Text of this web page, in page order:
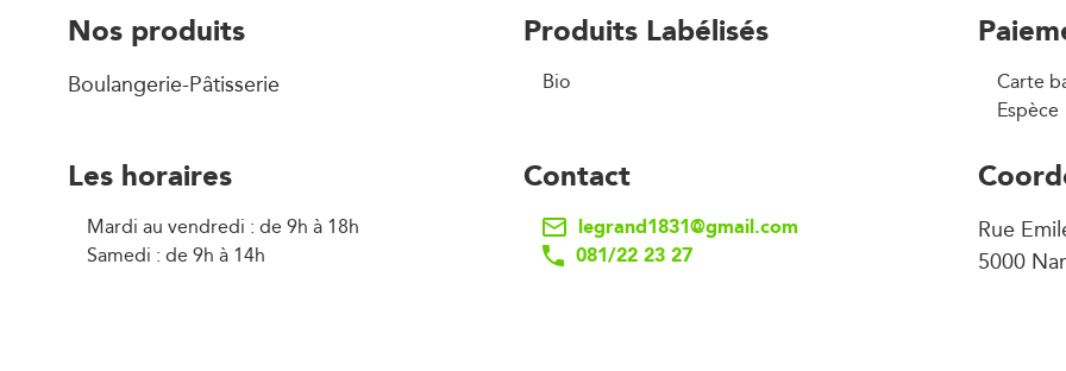
Nos produits
Boulangerie-Pâtisserie
Produits Labélisés
Bio
Carte
Espèce
Les horaires
Mardi au vendredi : de 9h à 18h
Samedi : de 9h à 14h
Contact
legrand1831@gmail.com
081/22 23 27
Rue
5000